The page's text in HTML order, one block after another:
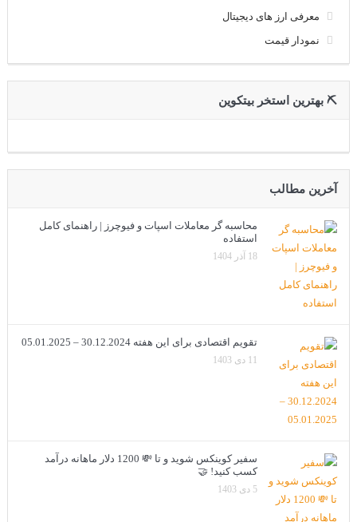
معرفی ارز های دیجیتال
نمودار قیمت
⛏ بهترین استخر بیتکوین
آخرین مطالب
محاسبه گر معاملات اسپات و فیوچرز | راهنمای کامل
استفاده
18 آذر 1404
تقویم اقتصادی برای این هفته 30.12.2024 – 05.01.2025
11 دی 1403
سفیر کوینکس شوید و تا 💸 1200 دلار ماهانه درآمد
کسب کنید! 🤝
5 دی 1403